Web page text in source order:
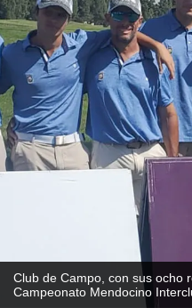
Club de Campo, con sus ocho
Campeonato Mendocino